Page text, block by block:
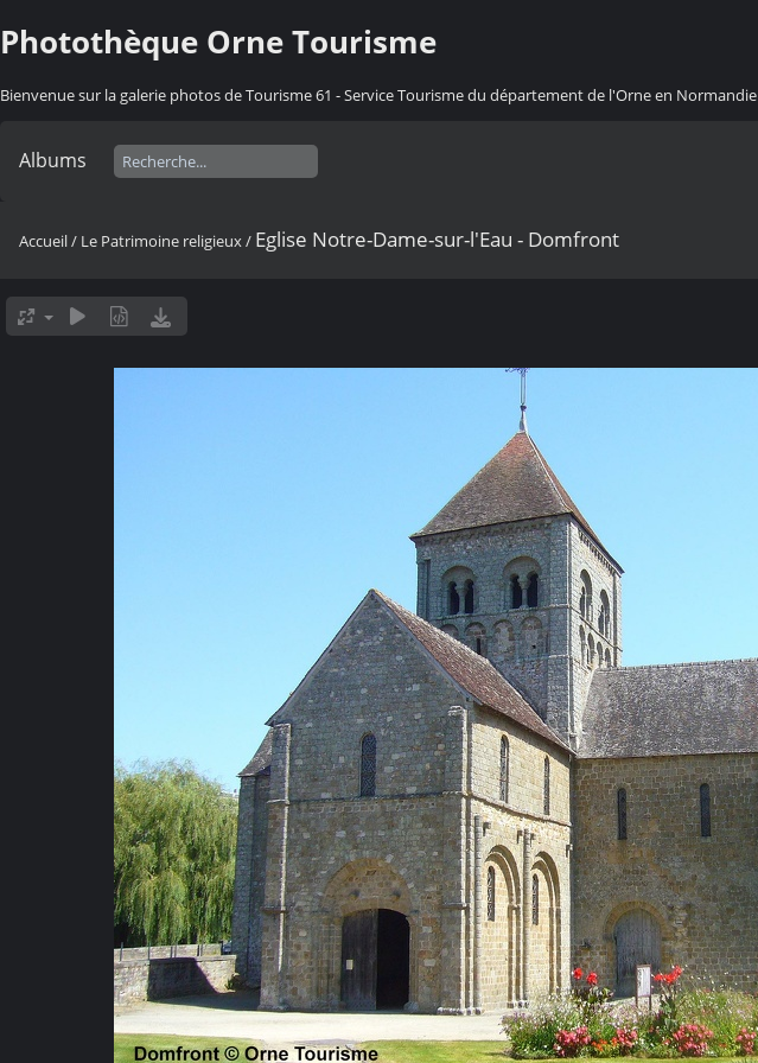
Photothèque Orne Tourisme
Bienvenue sur la galerie photos de Tourisme 61 - Service Tourisme du département de l'Orne en Normandie
Albums
Accueil/ Le Patrimoine religieux/ Eglise Notre-Dame-sur-l'Eau - Domfront